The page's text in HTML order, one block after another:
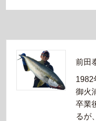
前田
1982
御火
卒業
るが